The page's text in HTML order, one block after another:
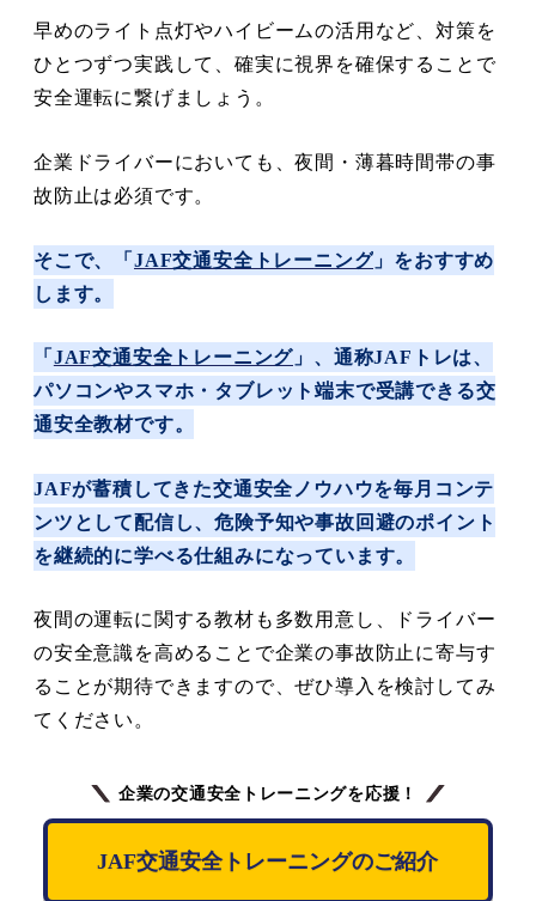
早めのライト点灯やハイビームの活用など、対策を
ひとつずつ実践して、確実に視界を確保することで
安全運転に繋げましょう。
企業ドライバーにおいても、夜間・薄暮時間帯の事
故防止は必須です。
そこで、「 JAF交通安全トレーニング 」をおすすめ
します。
「 JAF交通安全トレーニング 」、通称JAFトレは、
パソコンやスマホ・タブレット端末で受講できる交
通安全教材です。
JAFが蓄積してきた交通安全ノウハウを毎月コンテ
ンツとして配信し、危険予知や事故回避のポイント
を継続的に学べる仕組みになっています。
夜間の運転に関する教材も多数用意し、ドライバー
の安全意識を高めることで企業の事故防止に寄与す
ることが期待できますので、ぜひ導入を検討してみ
てください。
企業の交通安全トレーニングを応援！
JAF交通安全トレーニングのご紹介